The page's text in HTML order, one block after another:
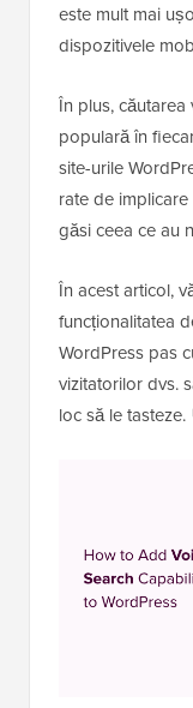
este mult mai
dispozitivele
În plus,
populară în
site-urile
rate de
găsi ceea ce au
În acest articol,
funcționalitatea
WordPress pas
vizitatorilor dvs.
loc să le tasteze.